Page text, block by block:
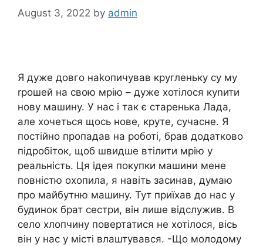
August 3, 2022 by admin
Я дуже довго наkопичував кругленьку су му
rрошей на свою мрію – дуже хотілося куnити
нову машину. У нас і так є старенька Лада,
але хочеться щось нове, круте, сучасне. Я
постійно пропадав на роботі, брав додатково
підробіток, щоб швидше втілити мрію у
реальність. Ця ідея покупки машини мене
повністю охопила, я навіть засинав, думаю
про майбутню машину. Тут приїхав до нас у
будинок брат сестри, він лише відслужив. В
село хлопчину повертатися не хотілося, вісь
він у нас у місті влаштувався. -Що молодому